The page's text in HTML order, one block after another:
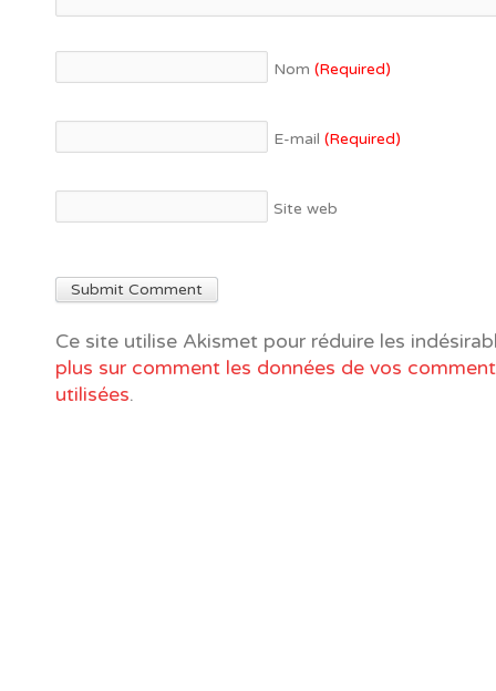
Nom (Required)
E-mail (Required)
Site web
Ce site utilise Akismet pour réduire les
plus sur comment les données de vos
utilisées.